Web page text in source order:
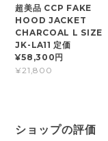
超美品 CCP FAKE
HOOD JACKET
CHARCOAL L SIZE
JK-LA11 定価
¥58,300円
¥21,800
ショップの評価